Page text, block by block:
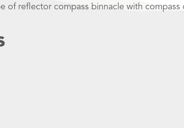
of reflector compass binnacle with